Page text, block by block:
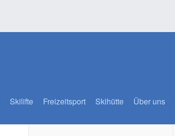
Skilifte Freizeitsport Skihütte Über uns